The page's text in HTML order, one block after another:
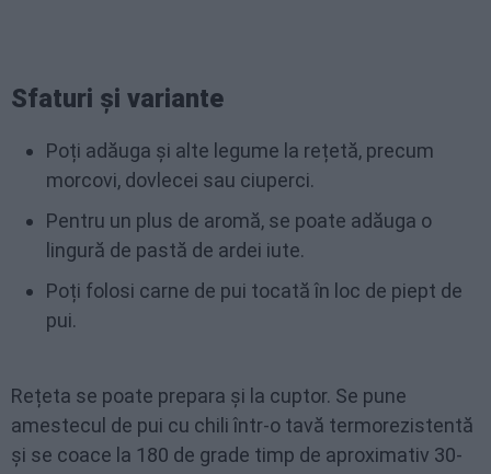
Sfaturi și variante
Poți adăuga și alte legume la rețetă, precum
morcovi, dovlecei sau ciuperci.
Pentru un plus de aromă, se poate adăuga o
lingură de pastă de ardei iute.
Poți folosi carne de pui tocată în loc de piept de
pui.
Rețeta se poate prepara și la cuptor. Se pune
amestecul de pui cu chili într-o tavă termorezistentă
și se coace la 180 de grade timp de aproximativ 30-